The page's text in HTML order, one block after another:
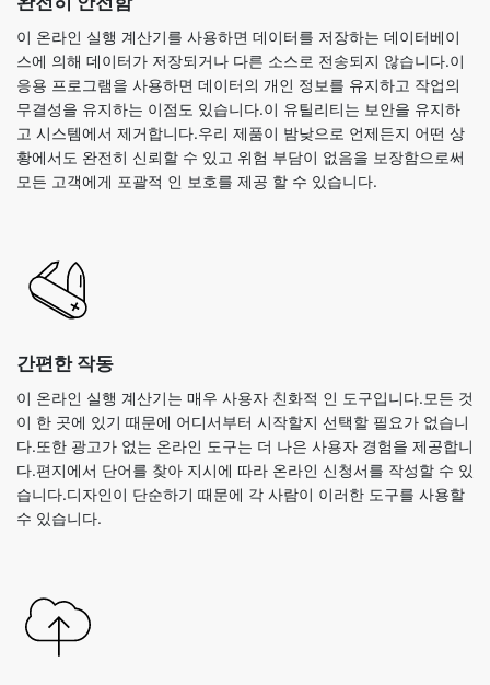
이 온라인 실행 계산기를 사용하면 데이터를 저장하는 데이터베이
스에 의해 데이터가 저장되거나 다른 소스로 전송되지 않습니다.이
응용 프로그램을 사용하면 데이터의 개인 정보를 유지하고 작업의
무결성을 유지하는 이점도 있습니다.이 유틸리티는 보안을 유지하
고 시스템에서 제거합니다.우리 제품이 밤낮으로 언제든지 어떤 상
황에서도 완전히 신뢰할 수 있고 위험 부담이 없음을 보장함으로써
모든 고객에게 포괄적 인 보호를 제공 할 수 있습니다.
간편한 작동
이 온라인 실행 계산기는 매우 사용자 친화적 인 도구입니다.모든 것
이 한 곳에 있기 때문에 어디서부터 시작할지 선택할 필요가 없습니
다.또한 광고가 없는 온라인 도구는 더 나은 사용자 경험을 제공합니
다.편지에서 단어를 찾아 지시에 따라 온라인 신청서를 작성할 수 있
습니다.디자인이 단순하기 때문에 각 사람이 이러한 도구를 사용할
수 있습니다.